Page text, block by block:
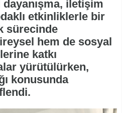
dayanışma, iletişim
etkinliklerle bir
sürecinde
hem de sosyal
katkı
yürütülürken,
konusunda